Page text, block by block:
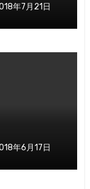
年7月21日
年6月17日